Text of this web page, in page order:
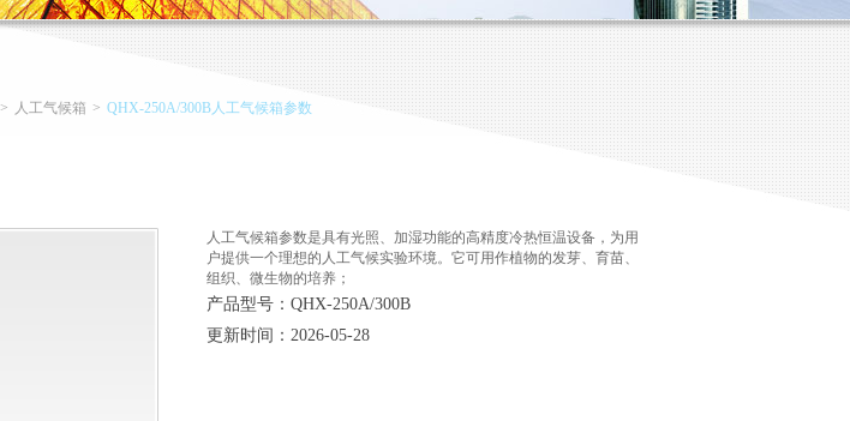
> 人工气候箱 > QHX-250A/300B人工气候箱参数
人工气候箱参数是具有光照、加湿功能的高精度冷热恒温设备，为用
户提供一个理想的人工气候实验环境。它可用作植物的发芽、育苗、
组织、微生物的培养；
产品型号：QHX-250A/300B
更新时间：2026-05-28